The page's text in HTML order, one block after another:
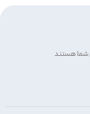
شما هستند